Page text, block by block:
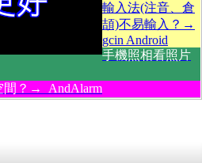
輸入法(注音、倉
頡)不易輸入？→
gcin Android
手機照相看照片
間？→ AndAlarm